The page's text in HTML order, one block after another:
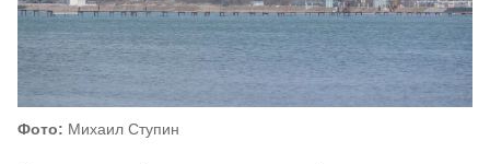
Фото: Михаил Ступин